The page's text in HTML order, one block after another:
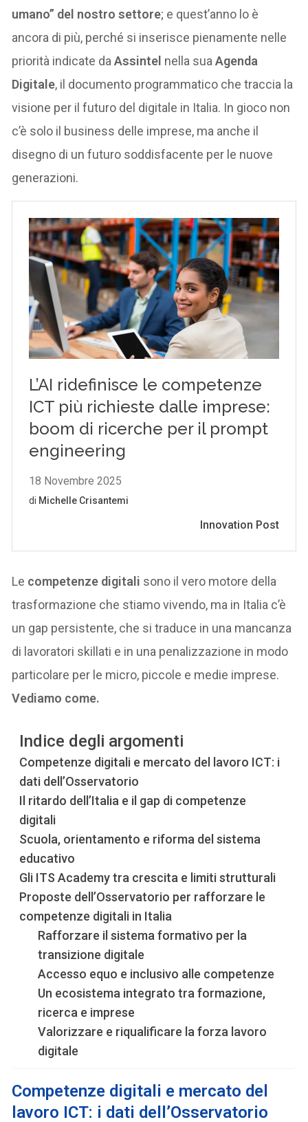
umano” del nostro settore; e quest’anno lo è
ancora di più, perché si inserisce pienamente nelle
priorità indicate daAssintel nella suaAgenda
Digitale, il documento programmatico che traccia la
visione per il futuro del digitale in Italia. In gioco non
c’è solo il business delle imprese, ma anche il
disegno di un futuro soddisfacente per le nuove
generazioni.
Le competenze digitali sono il vero motore della
trasformazione che stiamo vivendo, ma in Italia c’è
un gap persistente, che si traduce in una mancanza
di lavoratori skillati e in una penalizzazione in modo
particolare per le micro, piccole e medie imprese.
Vediamo come.
Indice degli argomenti
Competenze digitali e mercato del lavoro ICT: i
dati dell’Osservatorio
Il ritardo dell’Italia e il gap di competenze
digitali
Scuola, orientamento e riforma del sistema
educativo
Gli ITS Academy tra crescita e limiti strutturali
Proposte dell’Osservatorio per rafforzare le
competenze digitali in Italia
Rafforzare il sistema formativo per la
transizione digitale
Accesso equo e inclusivo alle competenze
Un ecosistema integrato tra formazione,
ricerca e imprese
Valorizzare e riqualificare la forza lavoro
digitale
Competenze digitali e mercato del
lavoro ICT: i dati dell’Osservatorio